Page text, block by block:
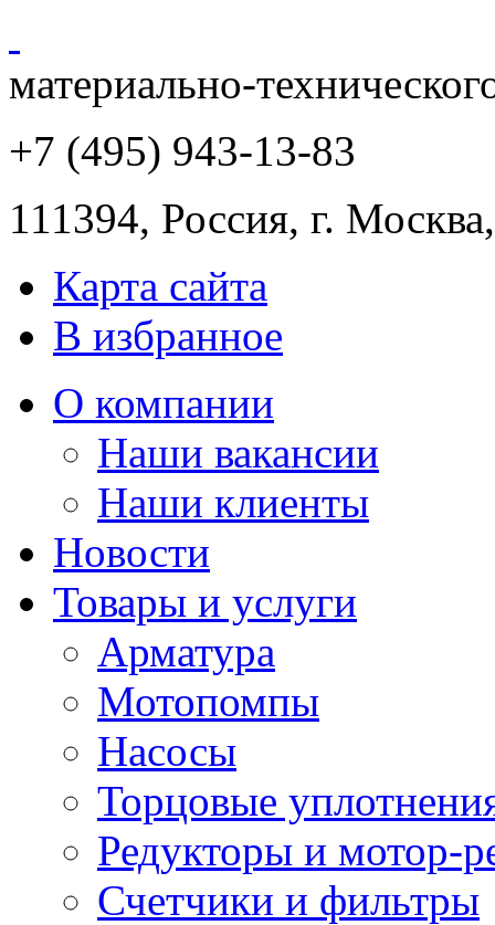
материально-
+7 (495) 943-13-83
111394, Россия, г. Москва
Карта сайта
В избранное
О компании
Наши вакансии
Наши клиенты
Новости
Товары и услуги
Арматура
Мотопомпы
Насосы
Торцовые
Редукторы и мотор-
Счетчики и фильтры